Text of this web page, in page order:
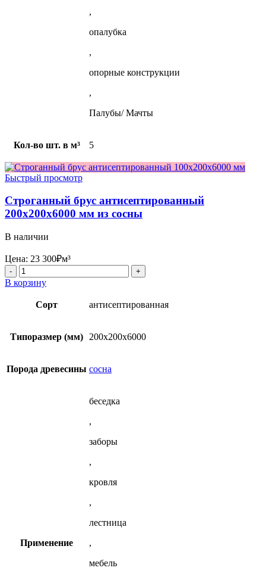
,
опалубка
,
опорные конструкции
,
Палубы/ Мачты
Кол-во шт. в м³ 5
Быстрый просмотр
Строганный брус антисептированный
200x200x6000 мм из сосны
В наличии
Цена: 23 300₽м³
Количество
товара
Строганный
брус
антисептированный
мм
В корзину
Сорт антисептированная
Типоразмер (мм) 200x200x6000
Порода древесины сосна
Применение
беседка
,
заборы
,
кровля
,
лестница
,
мебель